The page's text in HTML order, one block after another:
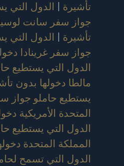
تأشيرة | الدول التي
جواز سفر سانت
تأشيرة | الدول التي
جواز سفر غرينادا
الدول التي يستطيع
مالطا دخولها بدون
يستطيع حاملو جواز
المتحدة الأمريكية
الدول التي يستطيع
المملكة المتحدة
الدول التي تسمح